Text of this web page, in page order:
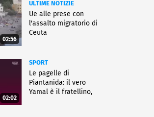
02:56
ULTIME NOTIZIE
Ue alle prese con
l'assalto migratorio di
Ceuta
02:02
SPORT
Le pagelle di
Piantanida: il vero
Yamal è il fratellino,